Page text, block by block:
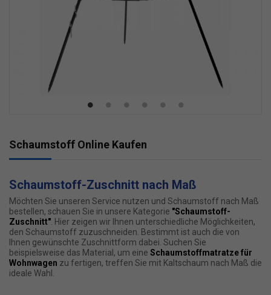
Schaumstoff Online Kaufen
Schaumstoff-Zuschnitt nach Maß
Möchten Sie unseren Service nutzen und Schaumstoff nach Maß
bestellen, schauen Sie in unsere Kategorie "Schaumstoff-
Zuschnitt" . Hier zeigen wir Ihnen unterschiedliche Möglichkeiten,
den Schaumstoff zuzuschneiden. Bestimmt ist auch die von
Ihnen gewünschte Zuschnittform dabei. Suchen Sie
beispielsweise das Material, um eine Schaumstoffmatratze für
Wohnwagen zu fertigen, treffen Sie mit Kaltschaum nach Maß die
ideale Wahl.